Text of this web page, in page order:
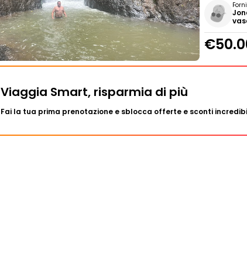
Viaggia Smart, risparmia di più
Fai la tua prima prenotazione e sblocca offerte e sconti